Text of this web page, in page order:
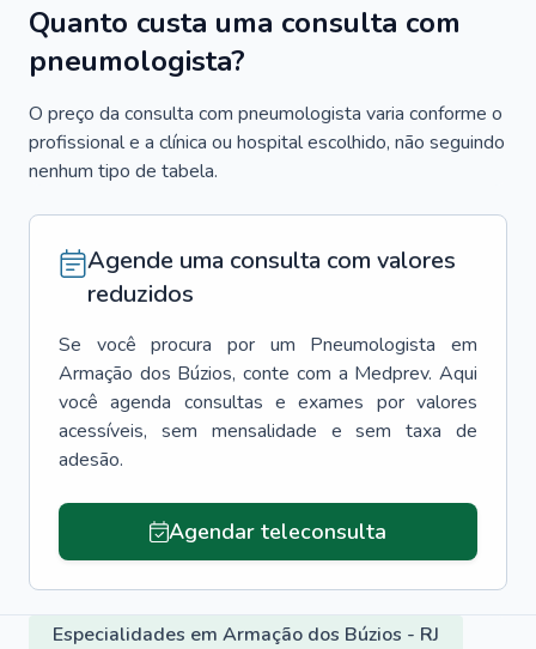
Quanto custa uma consulta com
pneumologista?
O preço da consulta com pneumologista varia conforme o
profissional e a clínica ou hospital escolhido, não seguindo
nenhum tipo de tabela.
Agende uma consulta com valores
reduzidos
Se você procura por um Pneumologista
em
Armação dos Búzios, conte com a Medprev. Aqui
você agenda consultas e exames por valores
acessíveis, sem mensalidade e sem taxa de
adesão.
Agendar teleconsulta
Especialidades em Armação dos Búzios - RJ